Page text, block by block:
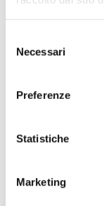
delNecessari
Preferenze
Statistiche
Marketing
La mostra è
daDario